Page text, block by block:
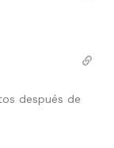
después de